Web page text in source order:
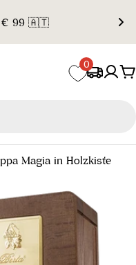
€ 99 🇦🇹
0
Magia in Holzkiste